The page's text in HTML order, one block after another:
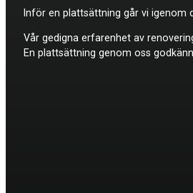
Inför en plattsättning går vi
Vår gedigna erfarenhet av
En plattsättning genom oss